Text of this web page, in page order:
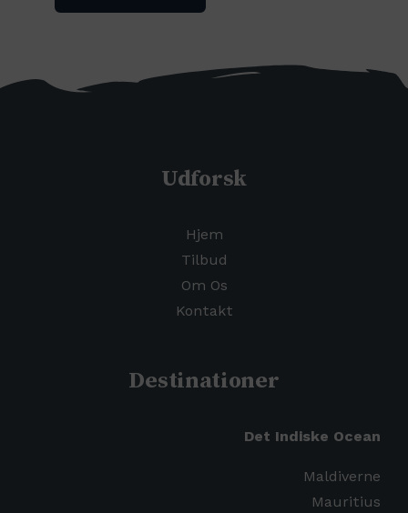
Udforsk
Hjem
Tilbud
Om Os
Kontakt
Destinationer
Det Indiske Ocean
Maldiverne
Mauritius